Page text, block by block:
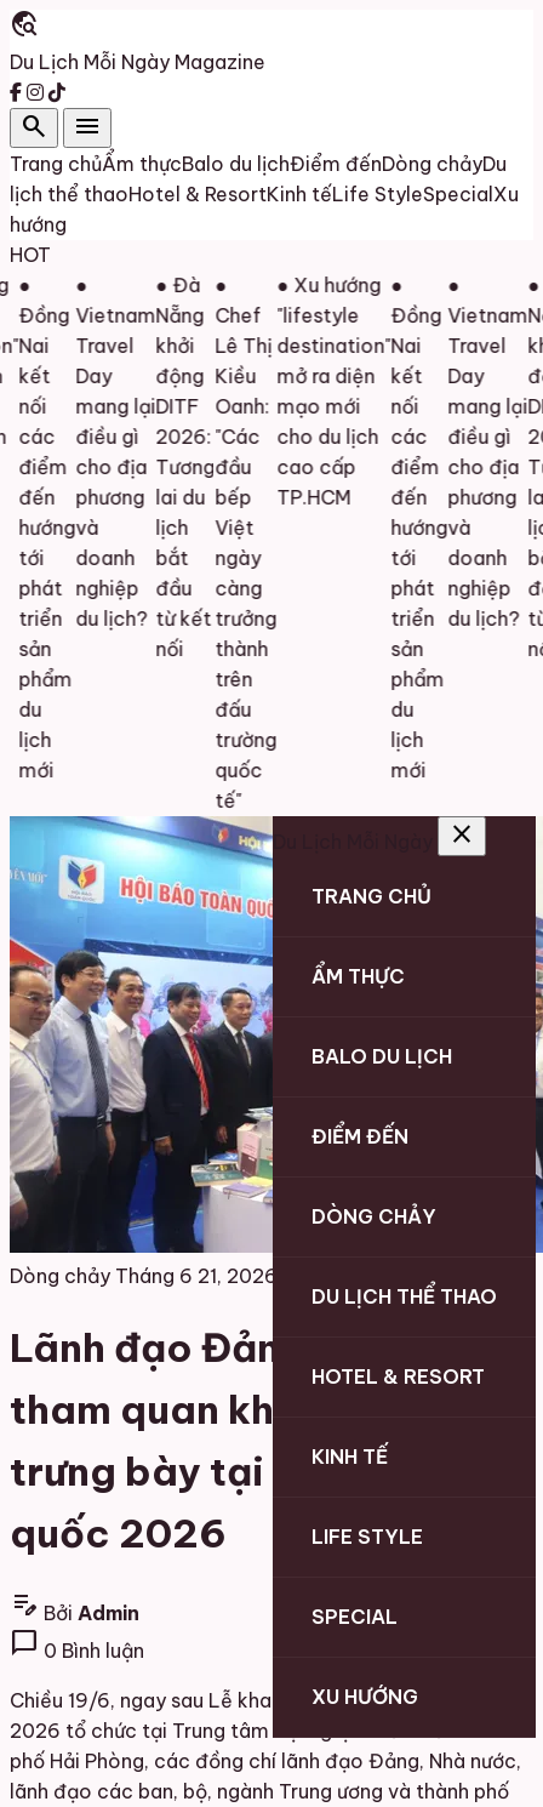
travel_explore
Du Lịch Mỗi Ngày Magazine
search menu
Trang chủẨm thựcBalo du lịchĐiểm đếnDòng chảyDu
lịch thể thaoHotel & ResortKinh tếLife StyleSpecial Xu
hướng
HOT
●
Đồng
Nai
kết
nối
các
điểm
đến
hướng
tới
phát
triển
sản
phẩm
du
lịch
mới
Vietnam
Travel
Day
mang lại
điều gì
cho địa
phương
và
doanh
nghiệp
du lịch?
● Đà
Nẵng
khởi
động
DITF
2026:
Tương
lai du
lịch
bắt
đầu
từ kết
nối
●
Chef
Lê Thị
Kiều
Oanh:
"Các
đầu
bếp
Việt
ngày
càng
trưởng
thành
trên
đấu
trường
quốc
tế"
● Xu hướng
"lifestyle
destination"
mở ra diện
mạo mới
cho du lịch
cao cấp
TP.HCM
●
Đồng
Nai
kết
nối
các
điểm
đến
hướng
tới
phát
triển
sản
phẩm
du
lịch
mới
Vietnam
Travel
Day
mang lại
điều gì
cho địa
phương
và
doanh
nghiệp
du lịch?
●
lai
lịch
bắt
từ
nối
close
TRANG CHỦ
ẨM THỰC
BALO DU LỊCH
ĐIỂM ĐẾN
DÒNG CHẢY
DU LỊCH THỂ THAO
HOTEL & RESORT
KINH TẾ
LIFE STYLE
SPECIAL
XU HƯỚNG
Dòng chảy Tháng 6 21, 2026
Lãnh đạo Đảng, Nhà nước
tham quan không gian
trưng bày tại Hội Báo toàn
quốc 2026
edit_note Bởi Admin
chat_bubble 0 Bình luận
Chiều 19/6, ngay sau Lễ khai mạc Hội Báo toàn quốc
2026 tổ chức tại Trung tâm Hội nghị – Biểu diễn thành
phố Hải Phòng, các đồng chí lãnh đạo Đảng, Nhà nước,
lãnh đạo các ban, bộ, ngành Trung ương và thành phố